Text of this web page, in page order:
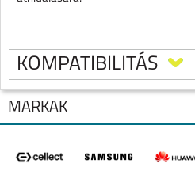
KOMPATIBILITÁS
MÁRKÁK